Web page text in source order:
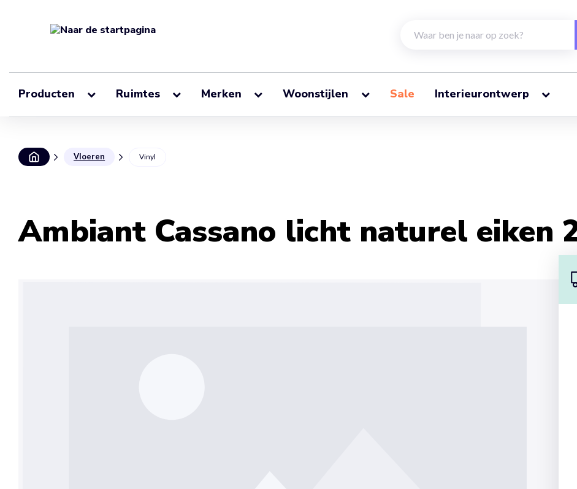
Producten Ruimtes Merken Woonstijlen Sale Interieurontwerp
Vloeren Vinyl
Ambiant Cassano licht naturel eiken